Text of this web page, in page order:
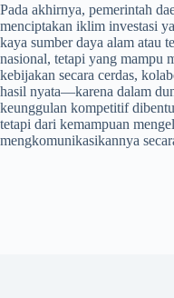
Pada akhirnya, pemerintah
menciptakan iklim investasi
kaya sumber daya alam atau
nasional, tetapi yang mampu
kebijakan secara cerdas,
hasil nyata—karena dalam
keunggulan kompetitif
tetapi dari kemampuan
mengkomunikasikannya